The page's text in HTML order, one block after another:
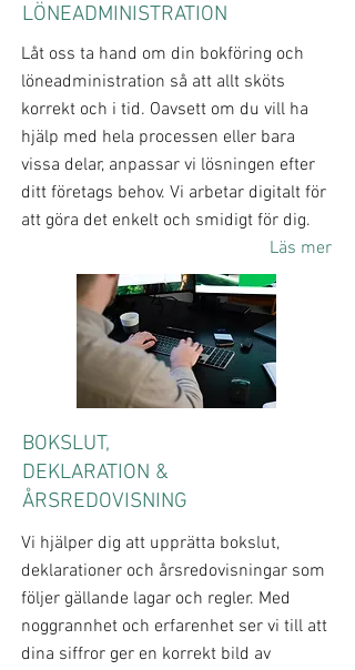
LÖNEADMINISTRATION
Låt oss ta hand om din bokföring och
löneadministration så att allt sköts
korrekt och i tid. Oavsett om du vill ha
hjälp med hela processen eller bara
vissa delar, anpassar vi lösningen efter
ditt företags behov. Vi arbetar digitalt för
att göra det enkelt och smidigt för dig.
Läs mer
BOKSLUT,
DEKLARATION &
ÅRSREDOVISNING
Vi hjälper dig att upprätta bokslut,
deklarationer och årsredovisningar som
följer gällande lagar och regler. Med
noggrannhet och erfarenhet ser vi till att
dina siffror ger en korrekt bild av